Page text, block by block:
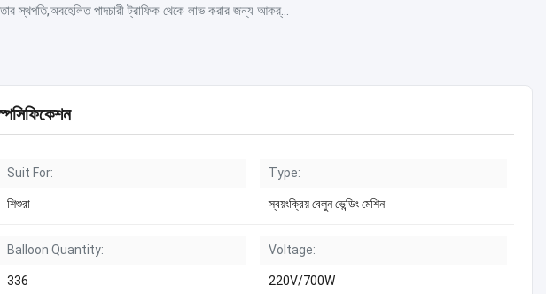
স্থপতি,অবহেলিত পাদচারী ট্রাফিক থেকে লাভ করার জন্য আকর্...
Suit For:
শিশুরা
Type:
স্বয়ংক্রিয় বেলুন ভেন্ডিং মেশিন
Balloon Quantity:
336
Voltage:
220V/700W